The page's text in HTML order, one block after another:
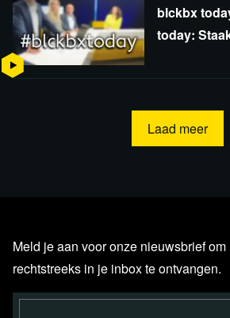
blckbx
today:
Laad meer
Meld je aan voor onze nieuwsbrief
rechtstreeks in je inbox te ontvangen.